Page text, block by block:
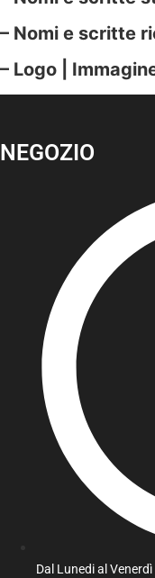
– Nomi e scritte
– Logo |
NEGOZIO
Dal Lunedi al